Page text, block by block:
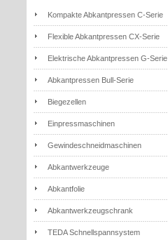
Kompakte Abkantpressen C-Serie
Flexible Abkantpressen CX-Serie
Elektrische Abkantpressen G-Serie
Abkantpressen Bull-Serie
Biegezellen
Einpressmaschinen
Gewindeschneidmaschinen
Abkantwerkzeuge
Abkantfolie
Abkantwerkzeugschrank
TEDA Schnellspannsystem